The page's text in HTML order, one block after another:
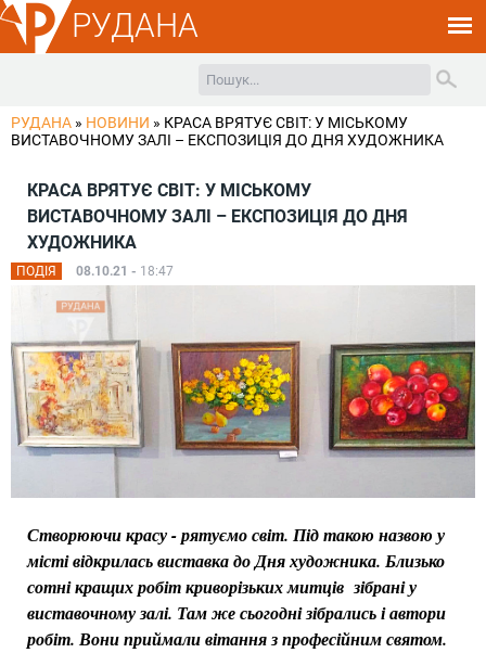
РУДАНА
РУДАНА » НОВИНИ » КРАСА ВРЯТУЄ СВІТ: У МІСЬКОМУ
ВИСТАВОЧНОМУ ЗАЛІ – ЕКСПОЗИЦІЯ ДО ДНЯ ХУДОЖНИКА
КРАСА ВРЯТУЄ СВІТ: У МІСЬКОМУ
ВИСТАВОЧНОМУ ЗАЛІ – ЕКСПОЗИЦІЯ ДО ДНЯ
ХУДОЖНИКА
ПОДІЯ 08.10.21 - 18:47
Створюючи красу - рятуємо світ. Під такою назвою у
місті відкрилась виставка до Дня художника. Близько
сотні кращих робіт криворізьких митців зібрані у
виставочному залі. Там же сьогодні зібрались і автори
робіт. Вони приймали вітання з професійним святом.